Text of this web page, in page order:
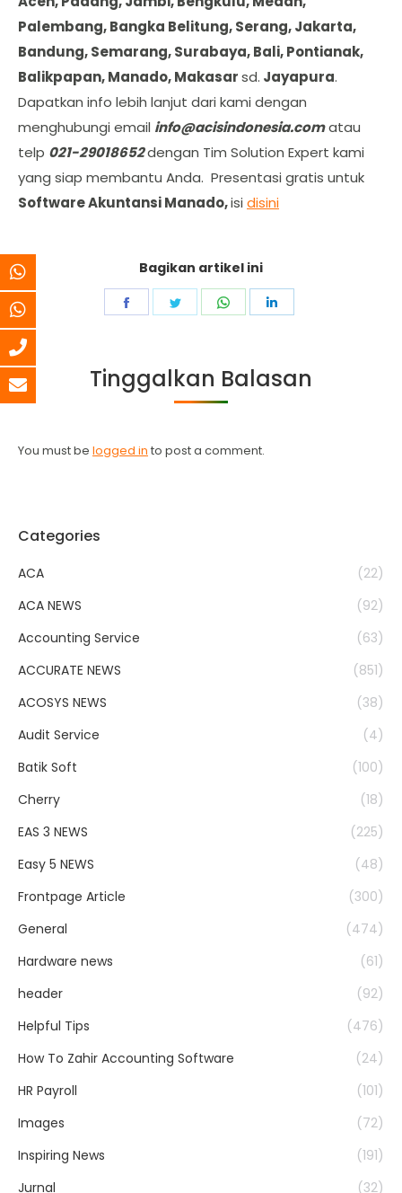
Palembang, Bangka Belitung, Serang, Jakarta,
Bandung, Semarang, Surabaya, Bali, Pontianak,
Balikpapan, Manado, Makasarsd. Jayapura.
Dapatkan info lebih lanjut dari kami dengan
menghubungi email info@acisindonesia.comatau
telp 021-29018652dengan Tim Solution Expert kami
yang siap membantu Anda. Presentasi gratis untuk
Software Akuntansi Manado,isi disini
Bagikan artikel ini
Share
Share
Share
Tinggalkan Balasan
You must be logged in to post a comment.
Categories
ACA
(22)
ACA NEWS
(92)
Accounting Service
(63)
ACCURATE NEWS
(851)
ACOSYS NEWS
(38)
Audit Service
(4)
Batik Soft
(100)
Cherry
(18)
EAS 3 NEWS
(225)
Easy 5 NEWS
(48)
Frontpage Article
(300)
General
(474)
Hardware news
(61)
header
(92)
Helpful Tips
(476)
How To Zahir Accounting Software
(24)
HR Payroll
(101)
Images
(72)
Inspiring News
(191)
Jurnal
(32)